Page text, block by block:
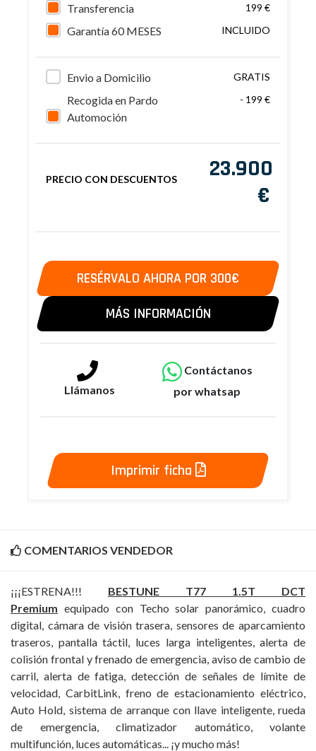
COMENTARIOS VENDEDOR
¡¡¡ESTRENA!!! BESTUNE T77 1.5T DCT
Premium equipado con Techo solar panorámico, cuadro
digital, cámara de visión trasera, sensores de aparcamiento
traseros, pantalla táctil, luces larga inteligentes, alerta de
colisión frontal y frenado de emergencia, aviso de cambio de
carril, alerta de fatiga, detección de señales de límite de
velocidad, CarbitLink, freno de estacionamiento eléctrico,
Auto Hold, sistema de arranque con llave inteligente, rueda
de emergencia, climatizador automático, volante
multifunción, luces automáticas... ¡y mucho más!
Transferencia 199 €
Garantía 60 MESES INCLUIDO
Envio a Domicilio GRATIS
Recogida en Pardo
Automoción
- 199 €
PRECIO CON DESCUENTOS
23.900
€
RESÉRVALO AHORA POR 300€
MÁS INFORMACIÓN
Llámanos
Contáctanos
por whatsap
Imprimir ficha